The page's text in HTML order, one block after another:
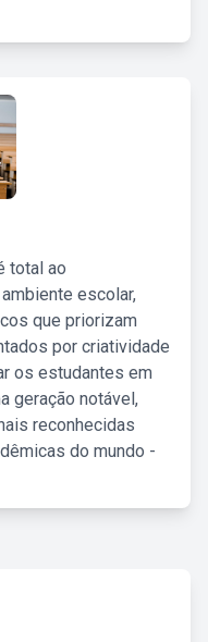
total ao
escolar,
que priorizam
por criatividade
os estudantes em
geração notável,
reconhecidas
do mundo -